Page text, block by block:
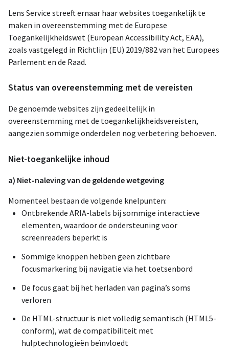
Lens Service streeft ernaar haar websites toegankelijk te
maken in overeenstemming met de Europese
Toegankelijkheidswet (European Accessibility Act, EAA),
zoals vastgelegd in Richtlijn (EU) 2019/882 van het Europees
Parlement en de Raad.
Status van overeenstemming met de vereisten
De genoemde websites zijn gedeeltelijk in
overeenstemming met de toegankelijkheidsvereisten,
aangezien sommige onderdelen nog verbetering behoeven.
Niet-toegankelijke inhoud
a) Niet-naleving van de geldende wetgeving
Momenteel bestaan de volgende knelpunten:
Ontbrekende ARIA-labels bij sommige interactieve
elementen, waardoor de ondersteuning voor
screenreaders beperkt is
Sommige knoppen hebben geen zichtbare
focusmarkering bij navigatie via het toetsenbord
De focus gaat bij het herladen van pagina’s soms
verloren
De HTML-structuur is niet volledig semantisch (HTML5-
conform), wat de compatibiliteit met
hulptechnologieën beïnvloedt